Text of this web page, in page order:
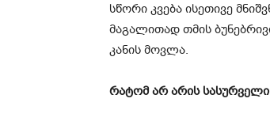
სწორი კვება ისეთივე
მაგალითად თმის
კანის მოვლა⁠.
რატომ არ არის სასურველი